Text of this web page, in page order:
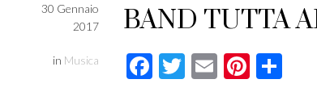
30 Gennaio
2017
in Musica
BAND TUTTA
Facebook
Twitter
Email